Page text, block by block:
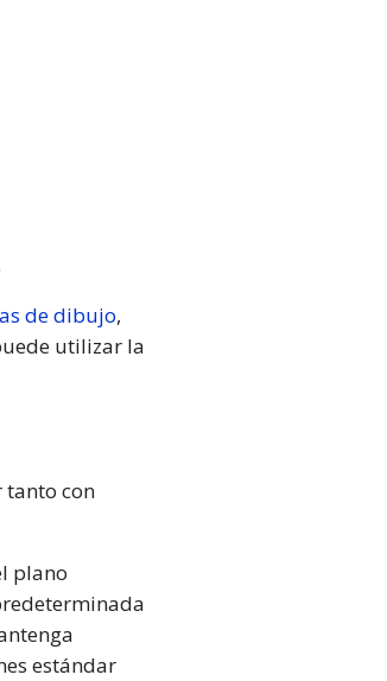
de dibujo,
utilizar la
tanto con
plano
estándar